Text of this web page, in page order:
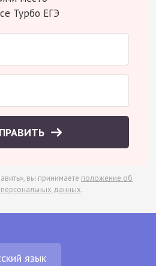
Турбо ЕГЭ
вы принимаете положение об
данных.
язык